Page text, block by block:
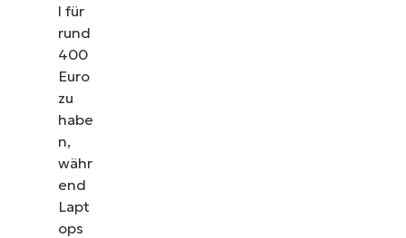
l für
rund
400
Euro
zu
habe
n,
währ
end
Lapt
ops